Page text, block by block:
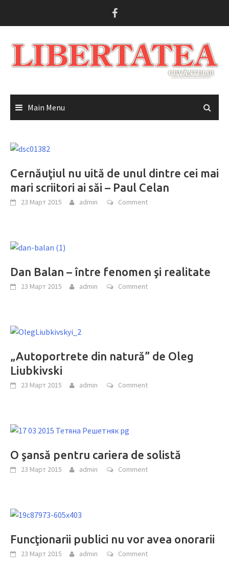
Main Menu
Cernăuţiul nu uită de unul dintre cei mai
mari scriitori ai săi – Paul Celan
23 Март 2015 admin Comment
Dan Balan – între fenomen şi realitate
23 Март 2015 admin Comment
„Autoportrete din natură” de Oleg
Liubkivski
23 Март 2015 admin Comment
O şansă pentru cariera de solistă
23 Март 2015 admin Comment
Funcţionarii publici nu vor avea onorarii
23 Март 2015 admin Comment